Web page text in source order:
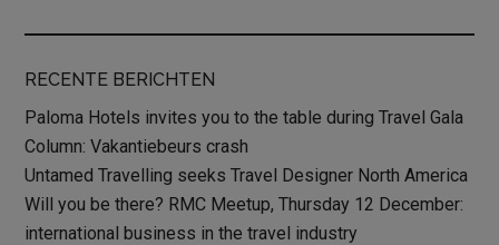
RECENTE BERICHTEN
Paloma Hotels invites you to the table during Travel Gala
Column: Vakantiebeurs crash
Untamed Travelling seeks Travel Designer North America
Will you be there? RMC Meetup, Thursday 12 December:
international business in the travel industry